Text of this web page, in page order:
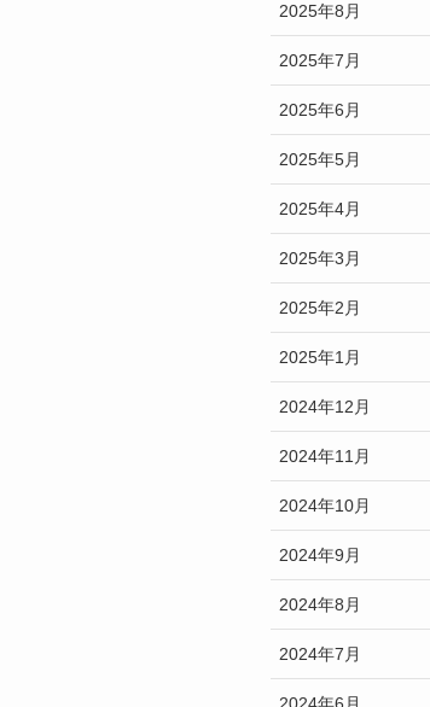
2025年8月
2025年7月
2025年6月
2025年5月
2025年4月
2025年3月
2025年2月
2025年1月
2024年12月
2024年11月
2024年10月
2024年9月
2024年8月
2024年7月
2024年6月